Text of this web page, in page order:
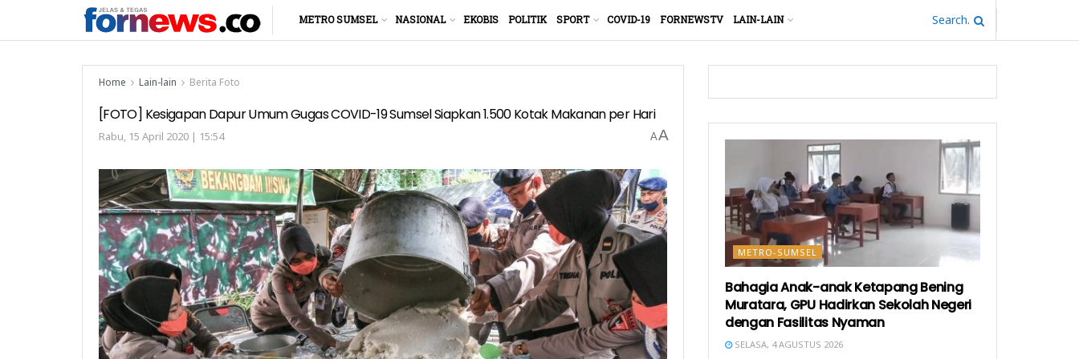
METRO SUMSEL NASIONAL EKOBIS POLITIK SPORT COVID-19 FORNEWSTV LAIN-LAIN
Home Lain-lain Berita Foto
[FOTO] Kesigapan Dapur Umum Gugas COVID-19 Sumsel Siapkan 1.500 Kotak Makanan per Hari
Rabu, 15 April 2020 | 15:54 AA
METRO-SUMSEL
Bahagia Anak-anak Ketapang Bening
Muratara, GPU Hadirkan Sekolah Negeri
dengan Fasilitas Nyaman
SELASA, 4 AGUSTUS 2026